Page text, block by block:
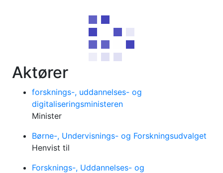
Aktører
forsknings-, uddannelses- og
digitaliseringsministeren
Minister
Børne-, Undervisnings- og Forskningsudvalget
Henvist til
Forsknings-, Uddannelses- og